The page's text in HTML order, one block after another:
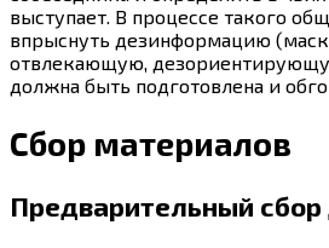
выступает. В процессе такого
впрыснуть дезинформацию
отвлекающую,
должна быть подготовлена и
Сбор материалов
Предварительный